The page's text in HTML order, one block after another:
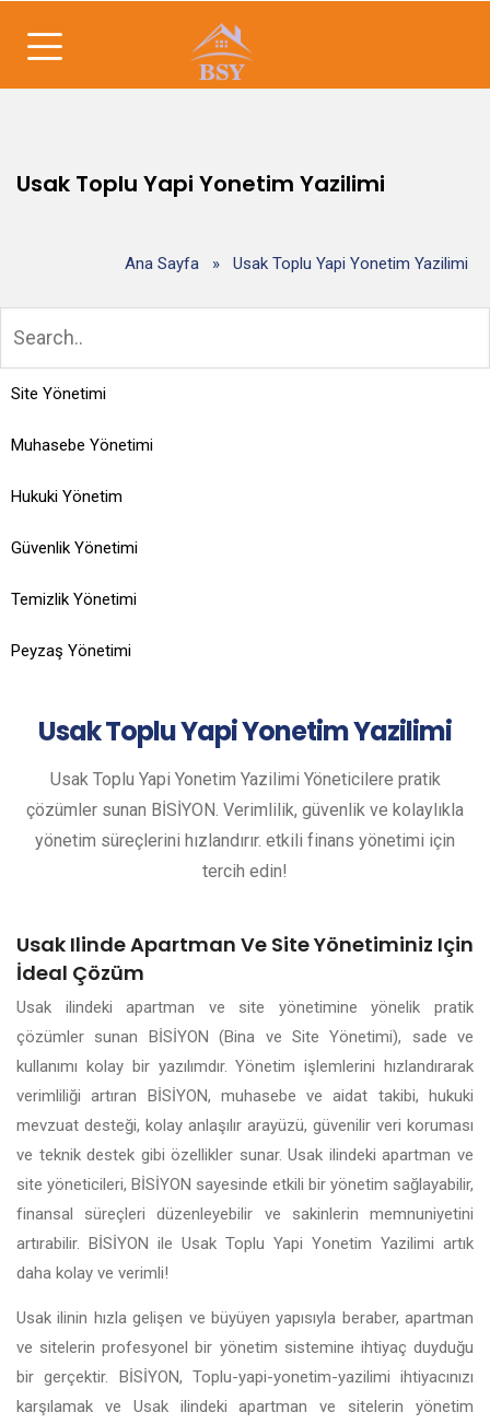
Usak Toplu Yapi Yonetim Yazilimi
Ana Sayfa » Usak Toplu Yapi Yonetim Yazilimi
Site Yönetimi
Muhasebe Yönetimi
Hukuki Yönetim
Güvenlik Yönetimi
Temizlik Yönetimi
Peyzaş Yönetimi
UsakToplu Yapi Yonetim Yazilimi
Usak Toplu Yapi Yonetim Yazilimi Yöneticilere pratik
çözümler sunan BİSİYON. Verimlilik, güvenlik ve kolaylıkla
yönetim süreçlerini hızlandırır. etkili finans yönetimi için
tercih edin!
Usak Ilinde Apartman Ve Site Yönetiminiz Için
İdeal Çözüm
Usak ilindeki apartman ve site yönetimine yönelik pratik
çözümler sunan BİSİYON (Bina ve Site Yönetimi), sade ve
kullanımı kolay bir yazılımdır. Yönetim işlemlerini hızlandırarak
verimliliği artıran BİSİYON, muhasebe ve aidat takibi, hukuki
mevzuat desteği, kolay anlaşılır arayüzü, güvenilir veri koruması
ve teknik destek gibi özellikler sunar. Usak ilindeki apartman ve
site yöneticileri, BİSİYON sayesinde etkili bir yönetim sağlayabilir,
finansal süreçleri düzenleyebilir ve sakinlerin memnuniyetini
artırabilir. BİSİYON ile Usak Toplu Yapi Yonetim Yazilimi artık
daha kolay ve verimli!
Usak ilinin hızla gelişen ve büyüyen yapısıyla beraber, apartman
ve sitelerin profesyonel bir yönetim sistemine ihtiyaç duyduğu
bir gerçektir. BİSİYON, Toplu-yapi-yonetim-yazilimi ihtiyacınızı
karşılamak ve Usak ilindeki apartman ve sitelerin yönetim